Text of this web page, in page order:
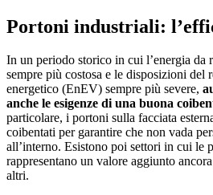
Portoni industriali:
In un periodo storico in cui l’energia da
sempre più costosa e le disposizioni del
energetico (EnEV) sempre più severe,
anche le esigenze di una buona
particolare, i portoni sulla facciata
coibentati per garantire che non vada
all’interno. Esistono poi settori in cui le
rappresentano un valore aggiunto
altri.